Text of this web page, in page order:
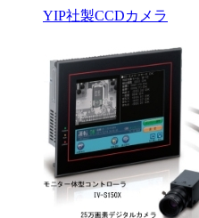
YIP社製CCDカメラ